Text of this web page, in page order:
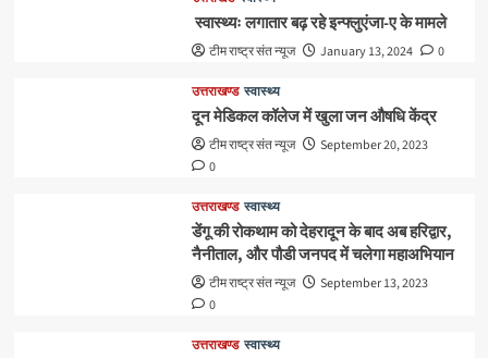
स्वास्थ्यः लगातार बढ़ रहे इन्फ्लुएंजा-ए के मामले
टीम राष्ट्र संत न्यूज January 13, 2024 0
उत्तराखण्ड स्वास्थ्य
दून मेडिकल कॉलेज में खुला जन औषधि केंद्र
टीम राष्ट्र संत न्यूज
September 20, 2023
0
उत्तराखण्ड स्वास्थ्य
डेंगू की रोकथाम को देहरादून के बाद अब हरिद्वार,
नैनीताल, और पौडी जनपद में चलेगा महाअभियान
टीम राष्ट्र संत न्यूज
September 13, 2023
0
उत्तराखण्ड स्वास्थ्य